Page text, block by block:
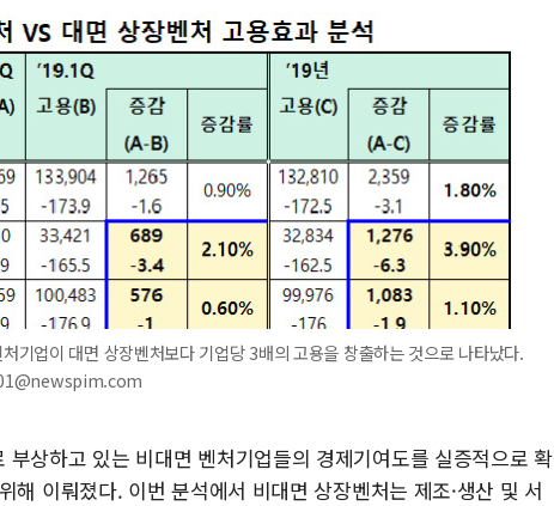
기업이 대면 상장벤처보다 기업당 3배의 고용을 창출하는 것으로 나타났다.
상하고 있는 비대면 벤처기업들의 경제기여도를 실증적으로 확
해 이뤄졌다. 이번 분석에서 비대면 상장벤처는 제조·생산 및 서